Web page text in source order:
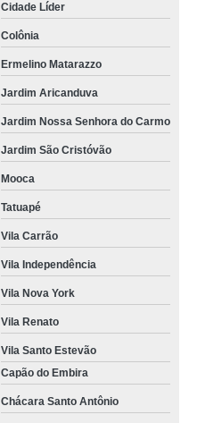
Cidade Líder
Colônia
Ermelino Matarazzo
Jardim Aricanduva
Jardim Nossa Senhora do Carmo
Jardim São Cristóvão
Mooca
Tatuapé
Vila Carrão
Vila Independência
Vila Nova York
Vila Renato
Vila Santo Estevão
Capão do Embira
Chácara Santo Antônio